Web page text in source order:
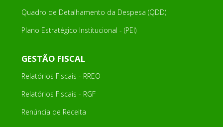
Quadro de Detalhamento da Despesa (QDD)
Plano Estratégico Institucional - (PEI)
GESTÃO FISCAL
Relatórios Fiscais - RREO
Relatórios Fiscais - RGF
Renúncia de Receita